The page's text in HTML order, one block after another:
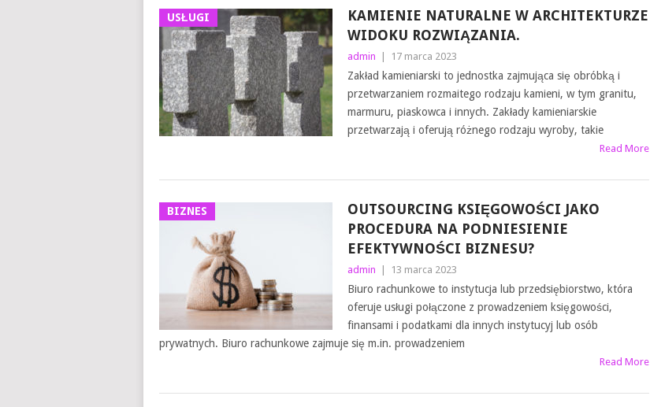
USŁUGI
KAMIENIE NATURALNE W ARCHITEKTURZE
WIDOKU ROZWIĄZANIA.
admin 17 marca 2023
Zakład kamieniarski to jednostka zajmująca się obróbką i
przetwarzaniem rozmaitego rodzaju kamieni, w tym granitu,
marmuru, piaskowca i innych. Zakłady kamieniarskie
przetwarzają i oferują różnego rodzaju wyroby, takie
Read More
BIZNES
OUTSOURCING KSIĘGOWOŚCI JAKO
PROCEDURA NA PODNIESIENIE
EFEKTYWNOŚCI BIZNESU?
admin 13 marca 2023
Biuro rachunkowe to instytucja lub przedsiębiorstwo, która
oferuje usługi połączone z prowadzeniem księgowości,
finansami i podatkami dla innych instytucyj lub osób
prywatnych. Biuro rachunkowe zajmuje się m.in. prowadzeniem
Read More